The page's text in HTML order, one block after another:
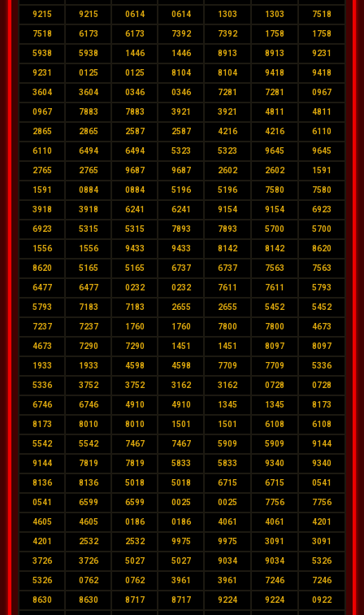
9215 9215 0614 0614 1303 1303 7518
7518 6173 6173 7392 7392 1758 1758
5938 5938 1446 1446 8913 8913 9231
9231 0125 0125 8104 8104 9418 9418
3604 3604 0346 0346 7281 7281 0967
0967 7883 7883 3921 3921 4811 4811
2865 2865 2587 2587 4216 4216 6110
6110 6494 6494 5323 5323 9645 9645
2765 2765 9687 9687 2602 2602 1591
1591 0884 0884 5196 5196 7580 7580
3918 3918 6241 6241 9154 9154 6923
6923 5315 5315 7893 7893 5700 5700
1556 1556 9433 9433 8142 8142 8620
8620 5165 5165 6737 6737 7563 7563
6477 6477 0232 0232 7611 7611 5793
5793 7183 7183 2655 2655 5452 5452
7237 7237 1760 1760 7800 7800 4673
4673 7290 7290 1451 1451 8097 8097
1933 1933 4598 4598 7709 7709 5336
5336 3752 3752 3162 3162 0728 0728
6746 6746 4910 4910 1345 1345 8173
8173 8010 8010 1501 1501 6108 6108
5542 5542 7467 7467 5909 5909 9144
9144 7819 7819 5833 5833 9340 9340
8136 8136 5018 5018 6715 6715 0541
0541 6599 6599 0025 0025 7756 7756
4605 4605 0186 0186 4061 4061 4201
4201 2532 2532 9975 9975 3091 3091
3726 3726 5027 5027 9034 9034 5326
5326 0762 0762 3961 3961 7246 7246
8630 8630 8717 8717 9224 9224 0922